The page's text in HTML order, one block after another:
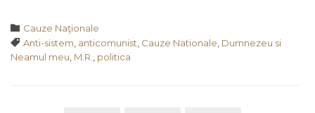
 Category
Cauze Naţionale
 Tags
Anti-sistem anticomunist Cauze Nationale Dumnezeu si
Neamul meu M.R. politica